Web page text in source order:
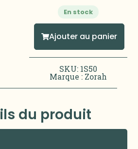
En stock
Ajouter au panier
SKU: 1S50
Marque : Zorah
du produit